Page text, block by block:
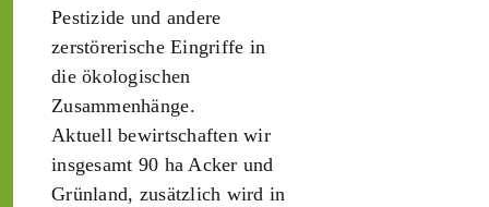
Pestizide und andere
zerstörerische Eingriffe in
die ökologischen
Zusammenhänge.
Aktuell bewirtschaften wir
insgesamt 90 ha Acker und
Grünland, zusätzlich wird in